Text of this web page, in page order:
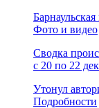
Фото и видео
Сводка
с 20 по 22
Утонул
Подробности